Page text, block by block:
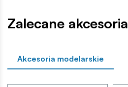
Zalecane akcesoria
Akcesoria modelarskie